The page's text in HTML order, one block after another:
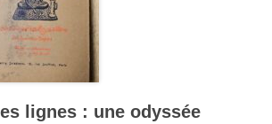
lignes : une odyssée